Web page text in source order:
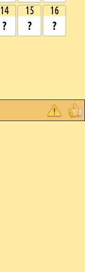
14 15 16